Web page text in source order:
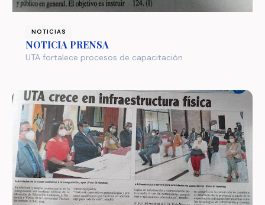
NOTICIAS
NOTICIA PRENSA
UTA fortalece procesos de capacitación